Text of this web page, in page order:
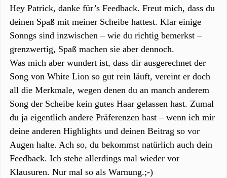
Hey Patrick, danke für’s Feedback. Freut mich, dass du
deinen Spaß mit meiner Scheibe hattest. Klar einige
Sonngs sind inzwischen – wie du richtig bemerkst –
grenzwertig, Spaß machen sie aber dennoch.
Was mich aber wundert ist, dass dir ausgerechnet der
Song von White Lion so gut rein läuft, vereint er doch
all die Merkmale, wegen denen du an manch anderem
Song der Scheibe kein gutes Haar gelassen hast. Zumal
du ja eigentlich andere Präferenzen hast – wenn ich mir
deine anderen Highlights und deinen Beitrag so vor
Augen halte. Ach so, du bekommst natürlich auch dein
Feedback. Ich stehe allerdings mal wieder vor
Klausuren. Nur mal so als Warnung.;-)